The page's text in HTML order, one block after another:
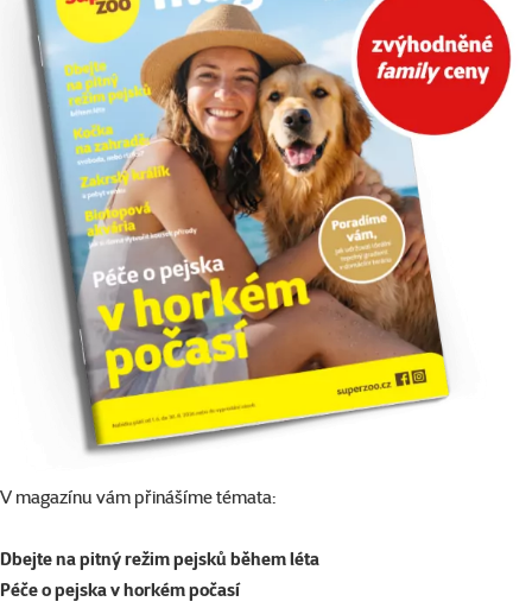
V magazínu vám přinášíme témata:
Dbejte na pitný režim pejsků během léta
Péče o pejska v horkém počasí